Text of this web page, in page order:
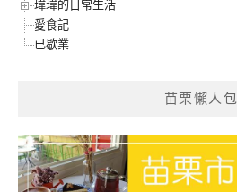
瑋瑋的日常生活
愛食記
已歇業
苗栗懶人包